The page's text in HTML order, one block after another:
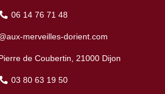
06 14 76 71 48
merveilles-dorient.com
de Coubertin, 21000 Dijon
03 80 63 19 50